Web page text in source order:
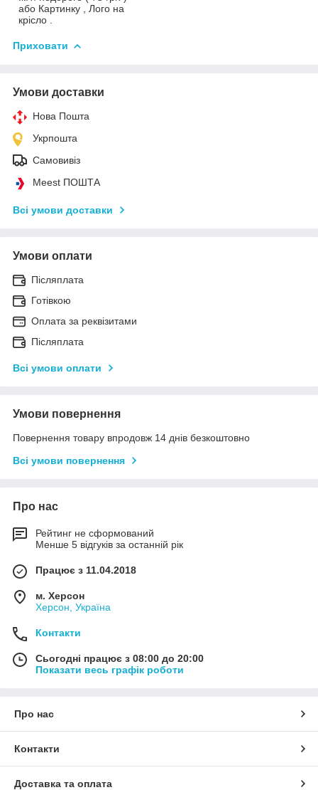
або Картинку , Лого на
крісло .
Приховати
Умови доставки
Нова Пошта
Укрпошта
Самовивіз
Meest ПОШТА
Всі умови доставки
Умови оплати
Післяплата
Готівкою
Оплата за реквізитами
Післяплата
Всі умови оплати
Умови повернення
Повернення товару впродовж 14 днів безкоштовно
Всі умови повернення
Про нас
Рейтинг не сформований
Менше 5 відгуків за останній рік
Працює з 11.04.2018
м. Херсон
Херсон, Україна
Контакти
Сьогодні працює з 08:00 до 20:00
Показати весь графік роботи
Про нас
Контакти
Доставка та оплата